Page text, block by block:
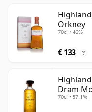
Orkney
70cl • 46%
€ 133 ?
Dram
70cl • 57.1%